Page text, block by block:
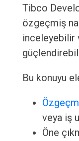
Tibco
özgeçmiş
inceleyebilir
Bu konuyu
veya iş
Öne